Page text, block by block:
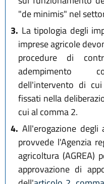
"de minimis" nel
3. La tipologia degli
imprese agricole
procedure di
adempimento
dell'intervento di
fissati nella
cui al comma 2.
4. All'erogazione
provvede l'Agenzia
agricoltura (AGREA)
approvazione di